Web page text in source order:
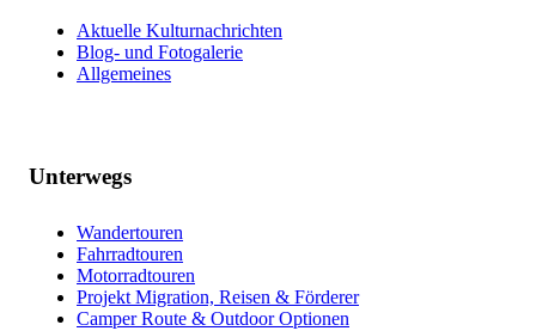
Aktuelle Kulturnachrichten
Blog- und Fotogalerie
Allgemeines
Unterwegs
Wandertouren
Fahrradtouren
Motorradtouren
Projekt Migration, Reisen & Förderer
Camper Route & Outdoor Optionen